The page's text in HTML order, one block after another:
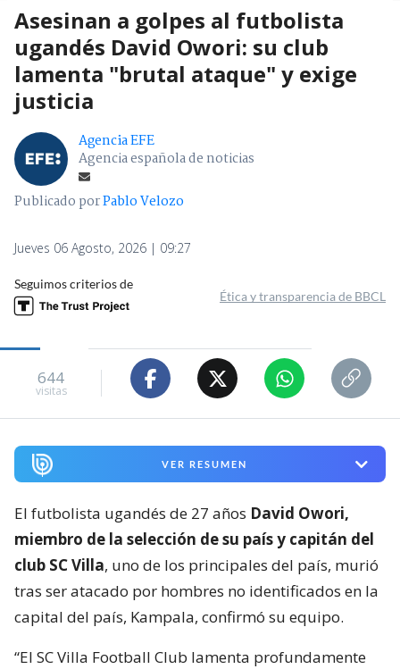
Asesinan a golpes al futbolista
ugandés David Owori: su club
lamenta "brutal ataque" y exige
justicia
Agencia EFE
Agencia española de noticias
Publicado porPablo Velozo
Jueves 06 Agosto, 2026 | 09:27
Seguimos criterios de
Ética y transparencia de BBCL
644
visitas
VER RESUMEN
El futbolista ugandés de 27 años David Owori,
miembro de la selección de su país y capitán del
club SC Villa, uno de los principales del país, murió
tras ser atacado por hombres no identificados en la
capital del país, Kampala, confirmó su equipo.
“El SC Villa Football Club lamenta profundamente